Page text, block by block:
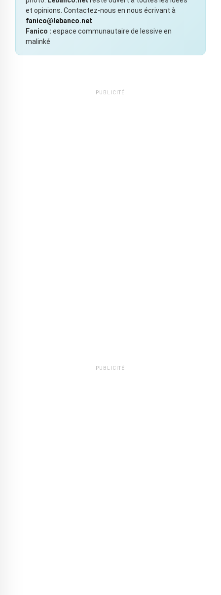
et opinions. Contactez-nous en nous écrivant à
fanico@lebanco.net
Fanico : espace communautaire de lessive en
malinké
PUBLICITÉ
PUBLICITÉ